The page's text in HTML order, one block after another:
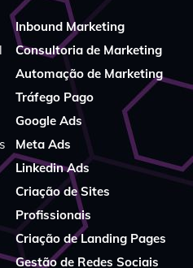
Inbound Marketing
Consultoria de Marketing
Automação de Marketing
Tráfego Pago
Google Ads
Meta Ads
Linkedin Ads
Criação de Sites
Profissionais
Criação de Landing Pages
Gestão de Redes Sociais